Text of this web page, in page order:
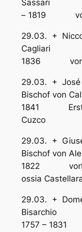
– 1819
29.03. +
1836 vorher
29.03. + José
Bischof von
1841
Cuzco
29.03. +
Bischof
1822 vorher
ossia
29.03. +
1757 –